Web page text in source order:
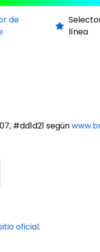
de
línea
#dd1d21 según
oficial.